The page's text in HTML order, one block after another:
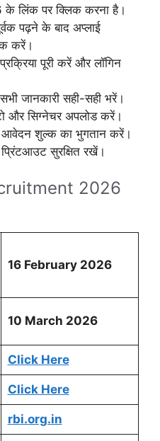
लिंक पर क्लिक करना है।
पढ़ने के बाद अप्लाई
करें।
पूरी करें और लॉगिन
जानकारी सही-सही भरें।
और सिग्नेचर अपलोड करें।
आवेदन शुल्क का भुगतान करें।
सुरक्षित रखें।
2026
16 February 2026
10 March 2026
Click Here
Click Here
rbi.org.in